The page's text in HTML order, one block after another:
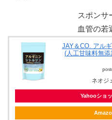
スポンサ
血管の若
JAY＆CO. アル
(人工甘味料無
ネオジ
Yahooショ